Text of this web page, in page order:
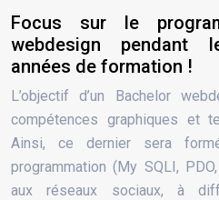
Focus sur le
webdesign pendant
années de formation !
L’objectif d’un Bachelor
compétences graphiques et
Ainsi, ce dernier sera
programmation (My SQLI,
aux réseaux sociaux, à